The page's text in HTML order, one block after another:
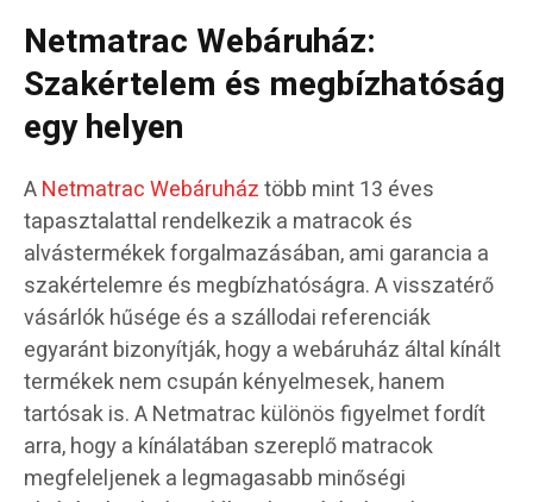
Netmatrac Webáruház:
Szakértelem és megbízhatóság
egy helyen
ANetmatrac Webáruháztöbb mint 13 éves
tapasztalattal rendelkezik a matracok és
alvástermékek forgalmazásában, ami garancia a
szakértelemre és megbízhatóságra. A visszatérő
vásárlók hűsége és a szállodai referenciák
egyaránt bizonyítják, hogy a webáruház által kínált
termékek nem csupán kényelmesek, hanem
tartósak is. A Netmatrac különös figyelmet fordít
arra, hogy a kínálatában szereplő matracok
megfeleljenek a legmagasabb minőségi